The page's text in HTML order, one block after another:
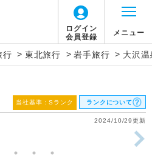
ログイン
会員登録
メニュー
行 > 東北旅行 > 岩手旅行 > 大沢
当社基準：Sランク ランクについて
2024/10/29更新